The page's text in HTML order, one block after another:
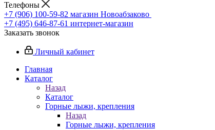
Телефоны
+7 (906) 100-59-82 магазин Новоабзаково
+7 (495) 646-87-61 интернет-магазин
Заказать звонок
Личный кабинет
Главная
Каталог
Назад
Каталог
Горные лыжи, крепления
Назад
Горные лыжи, крепления